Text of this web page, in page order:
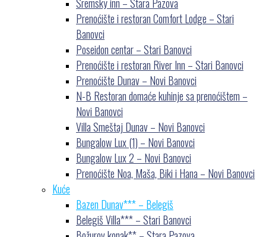
Prenoćište i restoran Comfort Lodge – Stari
Banovci
Poseidon centar – Stari Banovci
Prenoćište i restoran River Inn – Stari Banovci
Prenoćište Dunav – Novi Banovci
N-B Restoran domaće kuhinje sa prenoćištem –
Novi Banovci
Villa Smeštaj Dunav – Novi Banovci
Bungalow Lux (1) – Novi Banovci
Bungalow Lux 2 – Novi Banovci
Prenoćište Noa, Maša, Biki i Hana – Novi Banovci
Kuće
Bazen Dunav*** – Belegiš
Belegiš Villa*** – Stari Banovci